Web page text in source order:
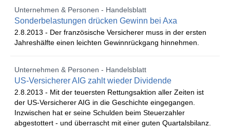
Unternehmen & Personen - Handelsblatt
Sonderbelastungen drücken Gewinn bei Axa
2.8.2013 - Der französische Versicherer muss in der ersten
Jahreshälfte einen leichten Gewinnrückgang hinnehmen.
Unternehmen & Personen - Handelsblatt
US-Versicherer AIG zahlt wieder Dividende
2.8.2013 - Mit der teuersten Rettungsaktion aller Zeiten ist
der US-Versicherer AIG in die Geschichte eingegangen.
Inzwischen hat er seine Schulden beim Steuerzahler
abgestottert - und überrascht mit einer guten Quartalsbilanz.